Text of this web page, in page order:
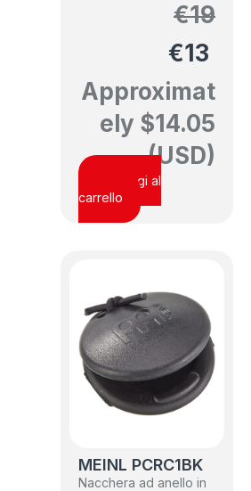
€19
€13
Approximat
ely $14.05
(USD)
Aggiungi al
carrello
MEINL PCRC1BK
Nacchera ad anello in